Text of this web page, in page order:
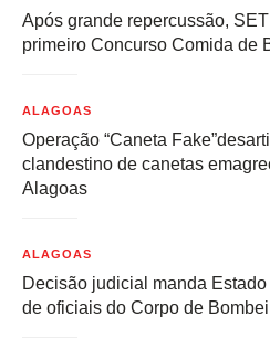
Após grande repercussão,
primeiro Concurso Comida de
ALAGOAS
Operação “Caneta
clandestino de canetas
Alagoas
ALAGOAS
Decisão judicial manda
de oficiais do Corpo de